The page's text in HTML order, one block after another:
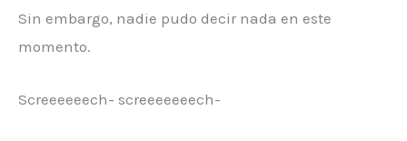
Sin embargo, nadie pudo decir nada en este
momento.
Screeeeeech- screeeeeeech-